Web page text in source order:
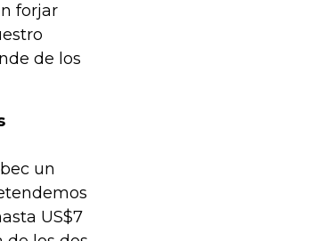
forjar
de los
un
US$7